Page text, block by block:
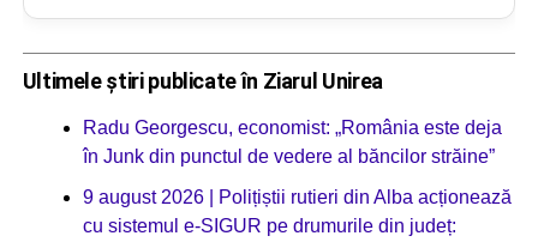
Ultimele știri publicate în Ziarul Unirea
Radu Georgescu, economist: „România este deja
în Junk din punctul de vedere al băncilor străine”
9 august 2026 | Polițiștii rutieri din Alba acționează
cu sistemul e-SIGUR pe drumurile din județ: